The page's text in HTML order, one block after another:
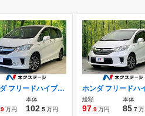
ホンダ フリードハイブリッド 1.5 ジャストセレクション 両側電動ドア 純正SDナビ バックカメラ
.9万円
本体
102 .5万円
総額
97 .9万円
本体
85 .7